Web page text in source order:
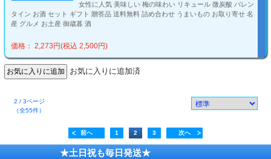
女性に人気 美味しい 梅の味わい リキュール 微炭酸 バレン
タイン お酒 セット ギフト 贈答品 送料無料 詰め合わせ うまいもの お取り寄せ 名
産 グルメ お土産 御歳暮 酒
価格： 2,273円(税込 2,500円)
お気に入りに追加済
2 / 3ページ
（全55件）
前へ 1 2 3 次へ
★土日祝も毎日発送★